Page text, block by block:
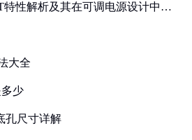
特性解析及其在可调电源设计中的
大全
少
孔尺寸详解